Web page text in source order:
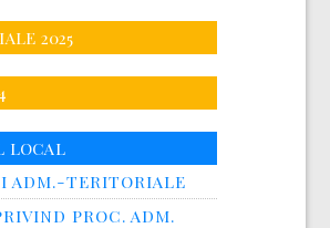
2025
LOCAL
ADM.-TERITORIALE
PROC. ADM.